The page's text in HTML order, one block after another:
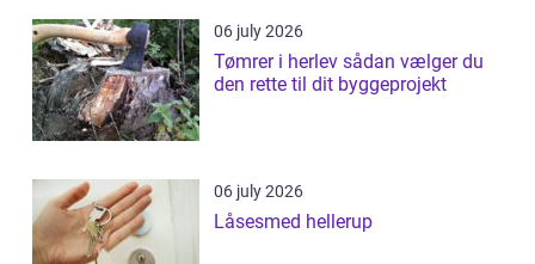
06 july 2026
Tømrer i herlev sådan vælger du
den rette til dit byggeprojekt
06 july 2026
Låsesmed hellerup